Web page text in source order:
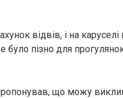
відвів, і на
було пізно для
що можу